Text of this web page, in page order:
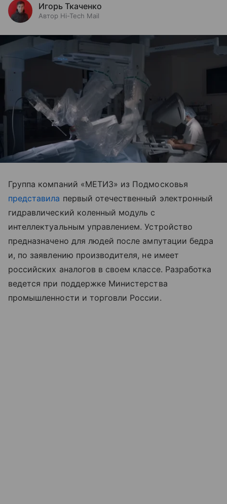
Игорь Ткаченко
Автор Hi-Tech Mail
Группа компаний «МЕТИЗ» из Подмосковья
представила первый отечественный электронный
гидравлический коленный модуль с
интеллектуальным управлением. Устройство
предназначено для людей после ампутации бедра
и, по заявлению производителя, не имеет
российских аналогов в своем классе. Разработка
ведется при поддержке Министерства
промышленности и торговли России.